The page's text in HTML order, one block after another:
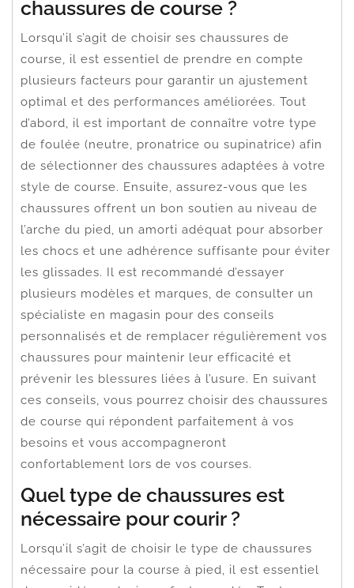
chaussures de course ?
Lorsqu’il s’agit de choisir ses chaussures de
course, il est essentiel de prendre en compte
plusieurs facteurs pour garantir un ajustement
optimal et des performances améliorées. Tout
d’abord, il est important de connaître votre type
de foulée (neutre, pronatrice ou supinatrice) afin
de sélectionner des chaussures adaptées à votre
style de course. Ensuite, assurez-vous que les
chaussures offrent un bon soutien au niveau de
l’arche du pied, un amorti adéquat pour absorber
les chocs et une adhérence suffisante pour éviter
les glissades. Il est recommandé d’essayer
plusieurs modèles et marques, de consulter un
spécialiste en magasin pour des conseils
personnalisés et de remplacer régulièrement vos
chaussures pour maintenir leur efficacité et
prévenir les blessures liées à l’usure. En suivant
ces conseils, vous pourrez choisir des chaussures
de course qui répondent parfaitement à vos
besoins et vous accompagneront
confortablement lors de vos courses.
Quel type de chaussures est
nécessaire pour courir ?
Lorsqu’il s’agit de choisir le type de chaussures
nécessaire pour la course à pied, il est essentiel